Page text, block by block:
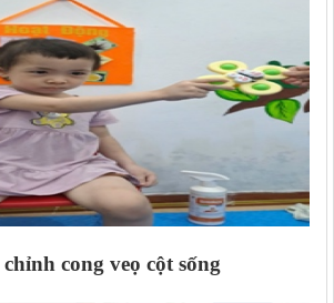
chỉnh cong veọ cột sống